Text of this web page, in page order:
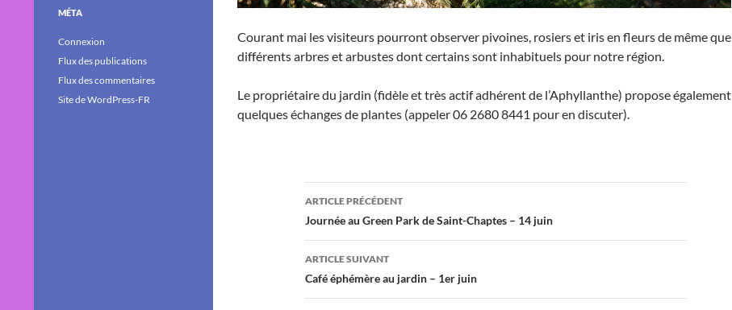
Courant mai les visiteurs pourront observer pivoines, rosiers et iris en fleurs de même que
différents arbres et arbustes dont certains sont inhabituels pour notre région.
Le propriétaire du jardin (fidèle et très actif adhérent de l’Aphyllanthe) propose également
quelques échanges de plantes (appeler 06 2680 8441 pour en discuter).
Navigation
des
articles
ARTICLE PRÉCÉDENT
Journée au Green Park de Saint-Chaptes – 14 juin
ARTICLE SUIVANT
Café éphémère au jardin – 1er juin
MÉTA
Connexion
Flux des publications
Flux des commentaires
Site de WordPress-FR